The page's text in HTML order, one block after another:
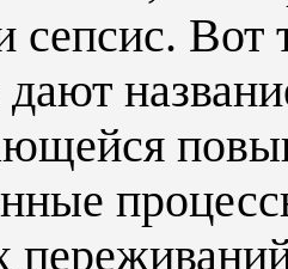
сепсис. Вот